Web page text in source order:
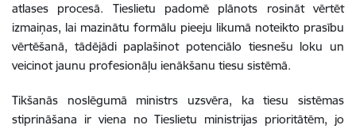
atlases procesā. Tieslietu padomē plānots rosināt vērtēt
izmaiņas, lai mazinātu formālu pieeju likumā noteikto prasību
vērtēšanā, tādējādi paplašinot potenciālo tiesnešu loku un
veicinot jaunu profesionāļu ienākšanu tiesu sistēmā.
Tikšanās noslēgumā ministrs uzsvēra, ka tiesu sistēmas
stiprināšana ir viena no Tieslietu ministrijas prioritātēm, jo